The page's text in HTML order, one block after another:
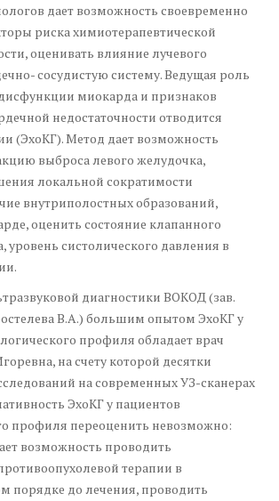
дает возможность своевременно
риска химиотерапевтической
оценивать влияние лучевого
сосудистую систему. Ведущая роль
миокарда и признаков
недостаточности отводится
(ЭхоКГ). Метод дает возможность
выброса левого желудочка,
локальной сократимости
внутриполостных образований,
оценить состояние клапанного
уровень систолического давления в
диагностики ВОКОД (зав.
В.А.) большим опытом ЭхоКГ у
профиля обладает врач
на счету которой десятки
на современных УЗ-сканерах
ЭхоКГ у пациентов
профиля переоценить невозможно:
возможность проводить
терапии в
порядке до лечения, проводить